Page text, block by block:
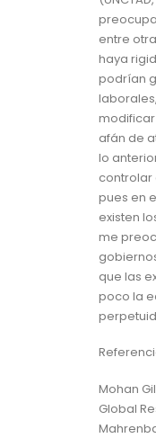
entre
haya
podrían
afán de
lo
controlar
pues en
existen
me
que las
poco la
Mohan
Global